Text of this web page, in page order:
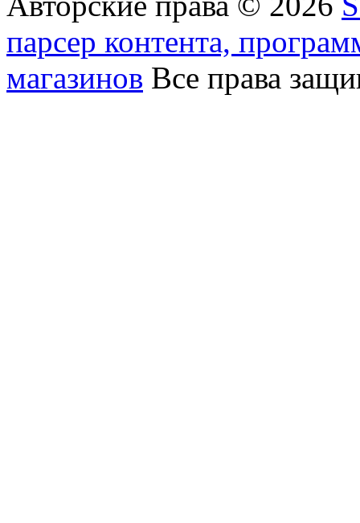
парсер контента,
магазинов Все права